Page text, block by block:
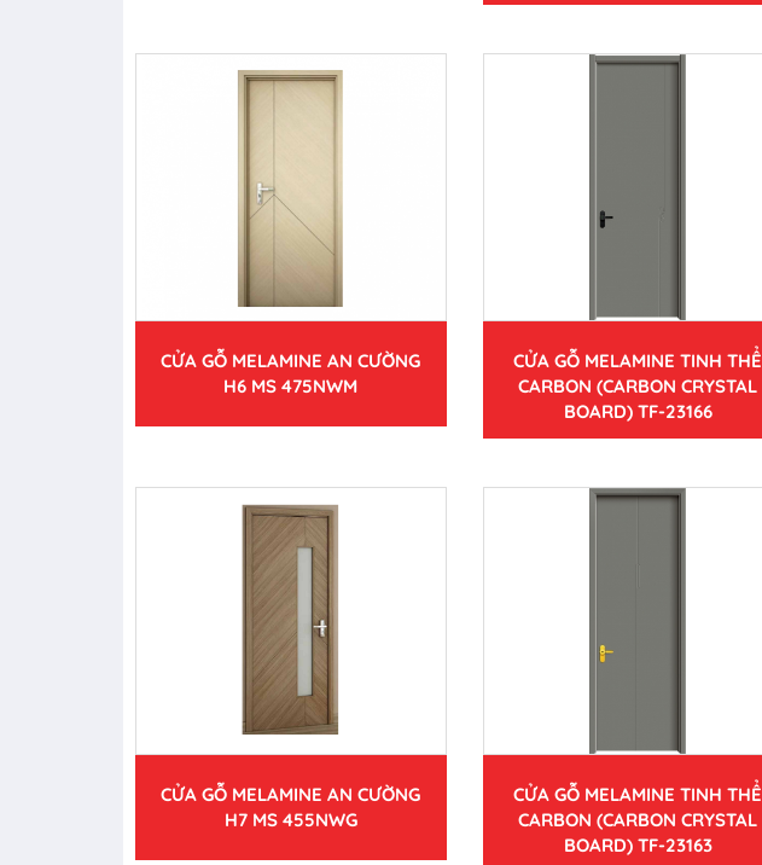
CỬA GỖ MELAMINE AN CƯỜNG
H6 MS 475NWM
CỬA GỖ MELAMINE TINH THỂ
CARBON (CARBON CRYSTAL
BOARD) TF-23166
CỬA GỖ MELAMINE AN CƯỜNG
H7 MS 455NWG
CỬA GỖ MELAMINE TINH THỂ
CARBON (CARBON CRYSTAL
BOARD) TF-23163